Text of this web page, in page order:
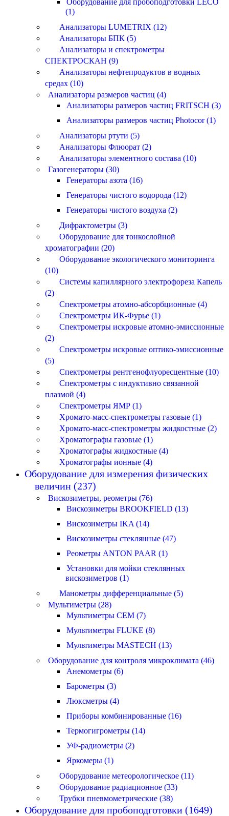
Оборудование для пробоподготовки LECO
(1)
Анализаторы LUMETRIX (12)
Анализаторы БПК (5)
Анализаторы и спектрометры
СПЕКТРОСКАН (9)
Анализаторы нефтепродуктов в водных
средах (10)
Анализаторы размеров частиц (4)
Анализаторы размеров частиц FRITSCH (3)
Анализаторы размеров частиц Photocor (1)
Анализаторы ртути (5)
Анализаторы Флюорат (2)
Анализаторы элементного состава (10)
Газогенераторы (30)
Генераторы азота (16)
Генераторы чистого водорода (12)
Генераторы чистого воздуха (2)
Дифрактометры (3)
Оборудование для тонкослойной
хроматографии (20)
Оборудование экологического мониторинга
(10)
Системы капиллярного электрофореза Капель
(2)
Спектрометры атомно-абсорбционные (4)
Спектрометры ИК-Фурье (1)
Спектрометры искровые атомно-эмиссионные
(2)
Спектрометры искровые оптико-эмиссионные
(5)
Спектрометры рентгенофлуоресцентные (10)
Спектрометры с индуктивно связанной
плазмой (4)
Спектрометры ЯМР (1)
Хромато-масс-спектрометры газовые (1)
Хромато-масс-спектрометры жидкостные (2)
Хроматографы газовые (1)
Хроматографы жидкостные (4)
Хроматографы ионные (4)
Оборудование для измерения физических
величин (237)
Вискозиметры, реометры (76)
Вискозиметры BROOKFIELD (13)
Вискозиметры IKA (14)
Вискозиметры стеклянные (47)
Реометры ANTON PAAR (1)
Установки для мойки стеклянных
вискозиметров (1)
Манометры дифференциальные (5)
Мультиметры (28)
Мультиметры CEM (7)
Мультиметры FLUKE (8)
Мультиметры MASTECH (13)
Оборудование для контроля микроклимата (46)
Анемометры (6)
Барометры (3)
Люксметры (4)
Приборы комбинированные (16)
Термогигрометры (14)
УФ-радиометры (2)
Яркомеры (1)
Оборудование метеорологическое (11)
Оборудование радиационное (33)
Трубки пневмометрические (38)
Оборудование для пробоподготовки (1649)